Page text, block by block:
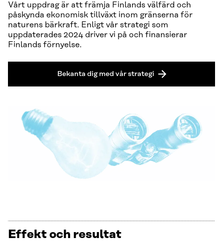
Vårt uppdrag är att främja Finlands välfärd och
påskynda ekonomisk tillväxt inom gränserna för
naturens bärkraft. Enligt vår strategi som
uppdaterades 2024 driver vi på och finansierar
Finlands förnyelse.
Bekanta dig med vår strategi
Effekt och resultat